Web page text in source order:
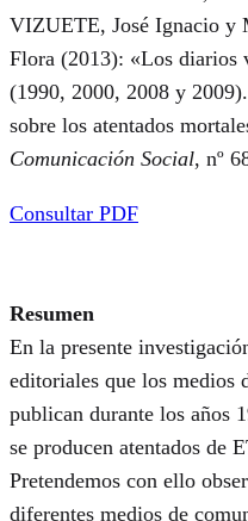
VIZUETE, José Ignacio
Flora (2013): «Los diarios
(1990, 2000, 2008 y
sobre los atentados
Comunicación Social, nº
Consultar PDF
Resumen
En la presente
editoriales que los medios
publican durante los años
se producen atentados de
Pretendemos con ello
diferentes medios de